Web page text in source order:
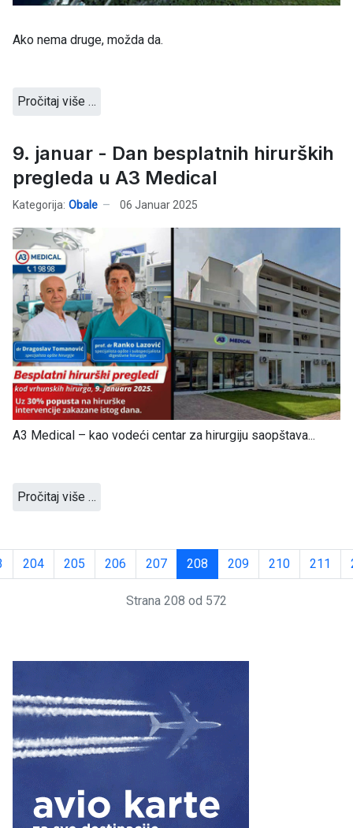
Ako nema druge, možda da.
Pročitaj više …
9. januar - Dan besplatnih hirurških
pregleda u A3 Medical
Kategorija: Obale 06 Januar 2025
A3 Medical – kao vodeći centar za hirurgiju saopštava...
Pročitaj više …
204 205 206 207 208 209 210 211
Strana 208 od 572